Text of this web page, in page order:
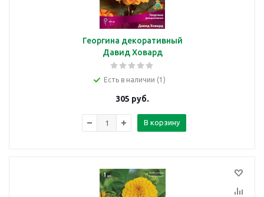
Георгина декоративный
Давид Ховард
Есть в наличии (1)
305 руб.
В корзину